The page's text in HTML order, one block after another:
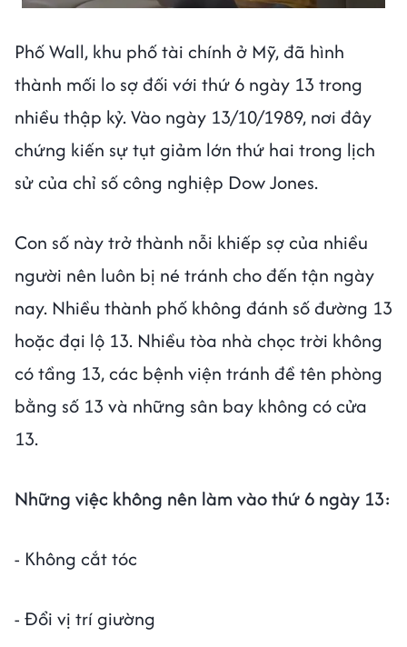
Phố Wall, khu phố tài chính ở Mỹ, đã hình
thành mối lo sợ đối với thứ 6 ngày 13 trong
nhiều thập kỷ. Vào ngày 13/10/1989, nơi đây
chứng kiến sự tụt giảm lớn thứ hai trong lịch
sử của chỉ số công nghiệp Dow Jones.
Con số này trở thành nỗi khiếp sợ của nhiều
người nên luôn bị né tránh cho đến tận ngày
nay. Nhiều thành phố không đánh số đường 13
hoặc đại lộ 13. Nhiều tòa nhà chọc trời không
có tầng 13, các bệnh viện tránh đề tên phòng
bằng số 13 và những sân bay không có cửa
13.
Những việc không nên làm vào thứ 6 ngày 13:
- Không cắt tóc
- Đổi vị trí giường